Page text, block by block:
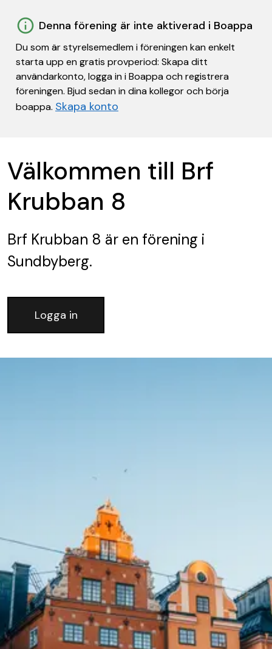
Denna förening är inte aktiverad i Boappa
Du som är styrelsemedlem i föreningen kan enkelt
starta upp en gratis provperiod: Skapa ditt
användarkonto, logga in i Boappa och registrera
föreningen. Bjud sedan in dina kollegor och börja
boappa. Skapa konto
Välkommen till Brf
Krubban 8
Brf Krubban 8 är en förening i
Sundbyberg.
Logga in